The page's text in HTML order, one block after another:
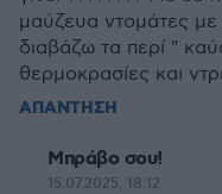
μαύζευα ντομάτες
διαβάζω τα περί "
θερμοκρασίες και
ΑΠΑΝΤΗΣΗ
Μπράβο σου!
15.07.2025, 18:12